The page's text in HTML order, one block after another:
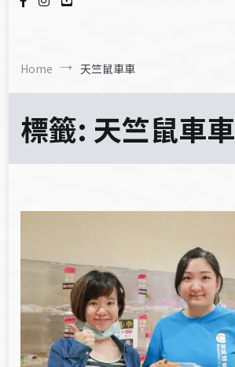
Home 天竺鼠車車
標籤: 天竺鼠車車